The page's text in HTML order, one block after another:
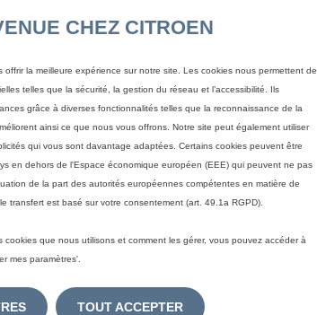
NEW JUMPY VP
CHEZ CITROEN
la meilleure expérience sur notre site. Les cookies nous permettent de
telles que la sécurité, la gestion du réseau et l’accessibilité. Ils
grâce à diverses fonctionnalités telles que la reconnaissance de la
ainsi ce que nous vous offrons. Notre site peut également utiliser
qui vous sont davantage adaptées. Certains cookies peuvent être
en dehors de l'Espace économique européen (EEE) qui peuvent ne pas
de la part des autorités européennes compétentes en matière de
transfert est basé sur votre consentement (art. 49.1a RGPD).
que nous utilisons et comment les gérer, vous pouvez accéder à
mes paramètres'.
TOUT ACCEPTER